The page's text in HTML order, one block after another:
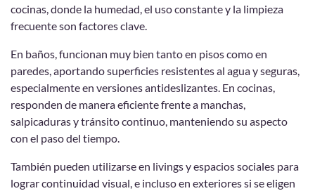
cocinas, donde la humedad, el uso constante y la limpieza
frecuente son factores clave.
En baños, funcionan muy bien tanto en pisos como en
paredes, aportando superficies resistentes al agua y seguras,
especialmente en versiones antideslizantes. En cocinas,
responden de manera eficiente frente a manchas,
salpicaduras y tránsito continuo, manteniendo su aspecto
con el paso del tiempo.
También pueden utilizarse en livings y espacios sociales para
lograr continuidad visual, e incluso en exteriores si se eligen